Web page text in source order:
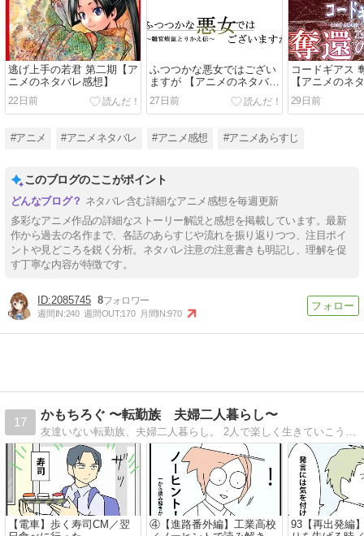
逃げ上手の若君 第二期【ア
ニメのネタバレ感想】
22日前
ふつつかな悪女ではござい
ますが 【アニメのネタバレ
感想】
27日前
コードギアス
【アニメのネ
29日前
#アニメ #アニメネタバレ #アニメ感想 #アニメあらすじ
このブログのここがポイント
ネタバレ含む詳細なアニメ感想を毎週更新
多彩なアニメ作品の詳細なストーリー解説と感想を掲載しています。最新
作から過去の名作まで、各話のあらすじや流れを振り返りつつ、注目ポイ
ントや見どころを鋭く分析。ネタバレ注意の注意書きも明記し、理解を促
す丁寧な内容が特徴です。
2085745 8
週間IN:240 週間OUT:170 月間IN:970
17
かもちろぐ 〜転勤族 夫婦二人暮らし〜
友達いない転勤族、夫婦二人暮らし。 2人で楽しく生きていこうと決めました。 日常の事など。
【電車】歩く寿司CM／翌
④【進路番外編】工業高校
93【再出発編